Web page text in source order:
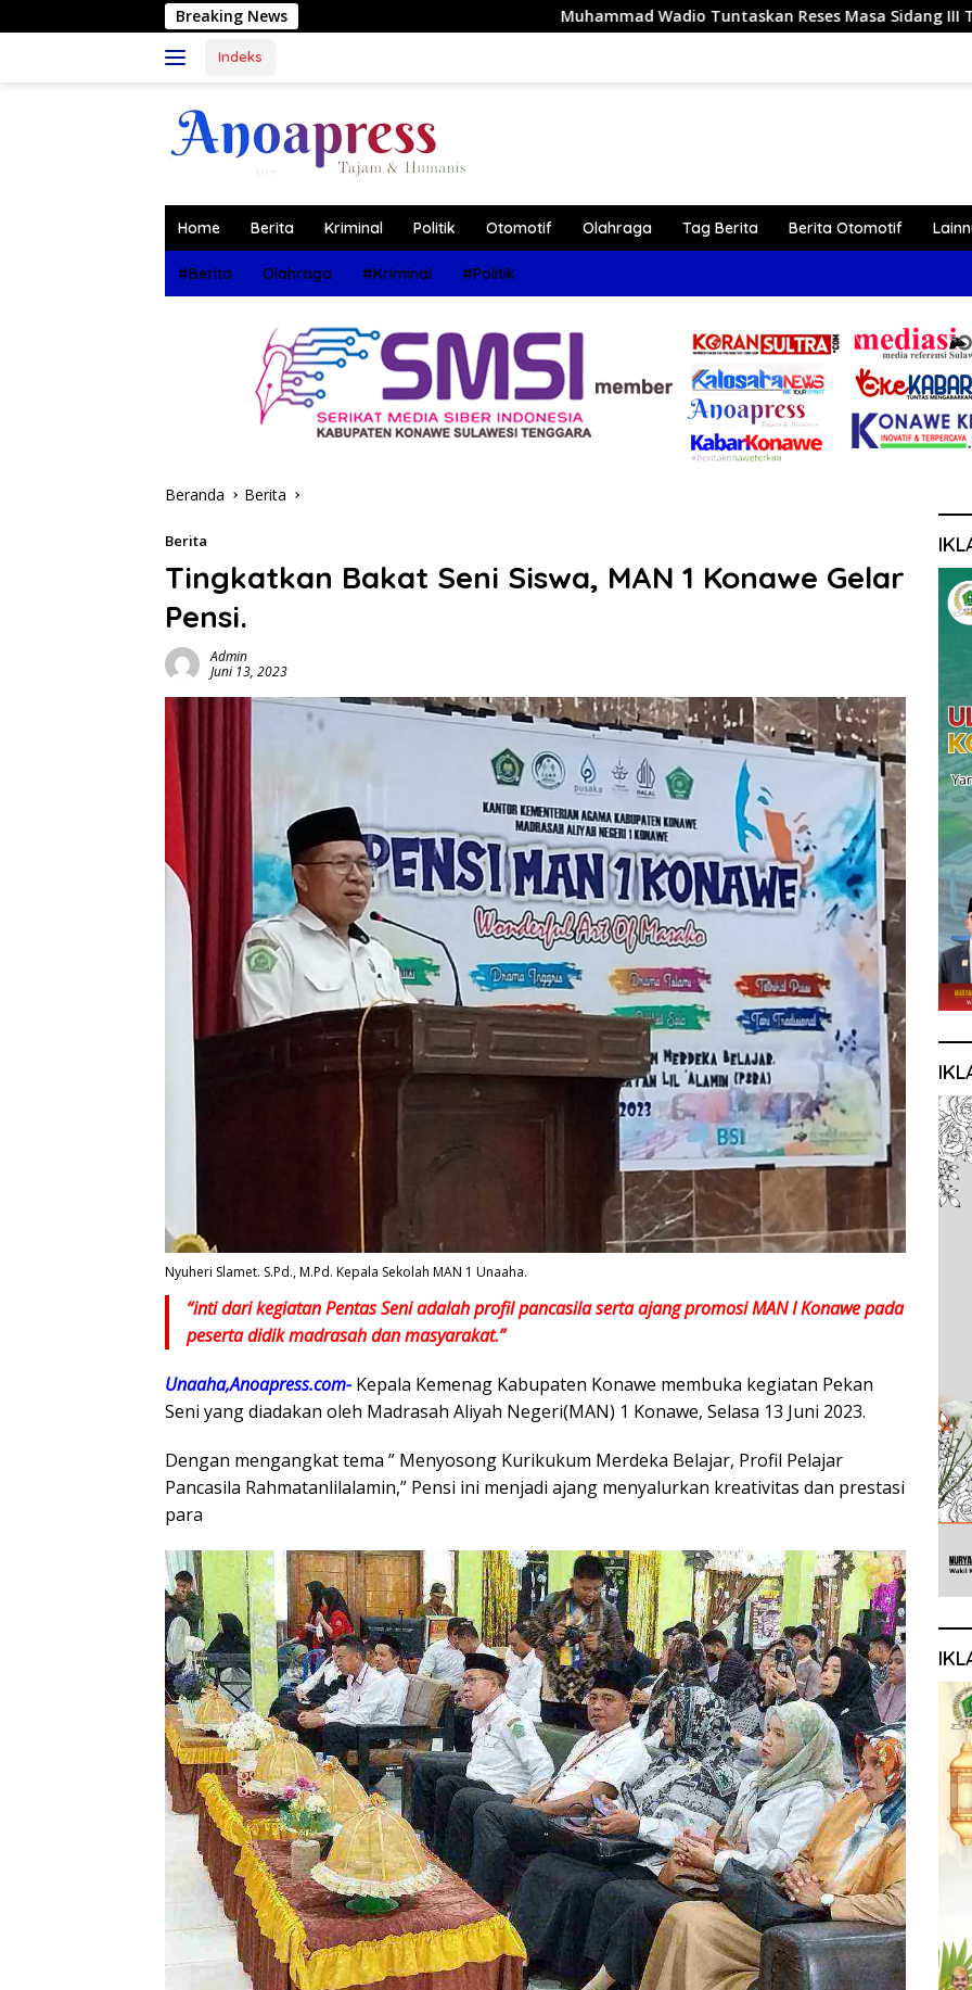
ke
Breaking News Muhammad Wadio Tuntaskan Reses Masa Sidang III Tahun 2026 di Dapil IV
Indeks
Home Berita Kriminal Politik Otomotif Olahraga Tag Berita Berita Otomotif
#Berita Olahraga #Kriminal #Politik
Beranda Berita
Berita
Tingkatkan Bakat Seni Siswa, MAN 1 Konawe Gelar
Pensi.
Admin
Juni 13, 2023
Nyuheri Slamet. S.Pd., M.Pd. Kepala Sekolah MAN 1 Unaaha.
“inti dari kegiatan Pentas Seni adalah profil pancasila serta ajang promosi MAN I Konawe pada
peserta didik madrasah dan masyarakat.”
Unaaha,Anoapress.com- Kepala Kemenag Kabupaten Konawe membuka kegiatan Pekan
Seni yang diadakan oleh Madrasah Aliyah Negeri(MAN) 1 Konawe, Selasa 13 Juni 2023.
Dengan mengangkat tema ” Menyosong Kurikukum Merdeka Belajar, Profil Pelajar
Pancasila Rahmatanlilalamin,” Pensi ini menjadi ajang menyalurkan kreativitas dan prestasi
para